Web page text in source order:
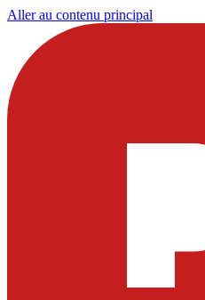
Aller au contenu principal